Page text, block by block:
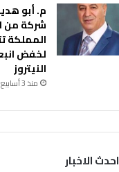
م. أبو
شركة من
المملكة
لخفض
النيتروز
منذ 3 أسابيع
احدث الاخبار